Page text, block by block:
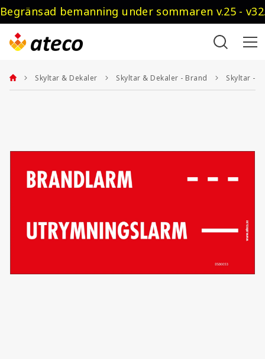
Begränsad bemanning under sommaren v.25 -
Skyltar & Dekaler Skyltar & Dekaler - Brand Skyltar -